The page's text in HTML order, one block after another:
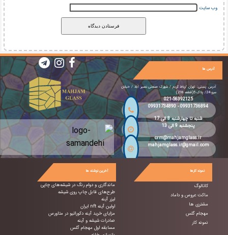
وب‌ سایت
آخرین نوشته ها
ماندگاری و دوام رنگ در شیشه‌های چاپی
طرح‌های قابل چاپ روی شیشه
لیزر آینه
اولین آینه nft ایران
مزایای خرید آینه دکوراتیو در متاورس
صادرات شیشه و آینه
مسابقه اول مهجام گلس
نمونه کارها
کاتالوگ
ماکت عروس و داماد
مشتری ها
مهجام گلس
نمونه کار
آدرس ها
آدرس پستی: تهران /رباط کریم / شهرک صنعتی نصیر آباد / خیابان
سرو 24/ پلاک 5(قطعه 216)
021-56392125
09931736894
-
09931734890
شنبه تا چهارشنبه 8 الی 17
پنجشنبه 9 الی 13
crm@mahjamglass.ir
mahjamglass.ir@gmail.com